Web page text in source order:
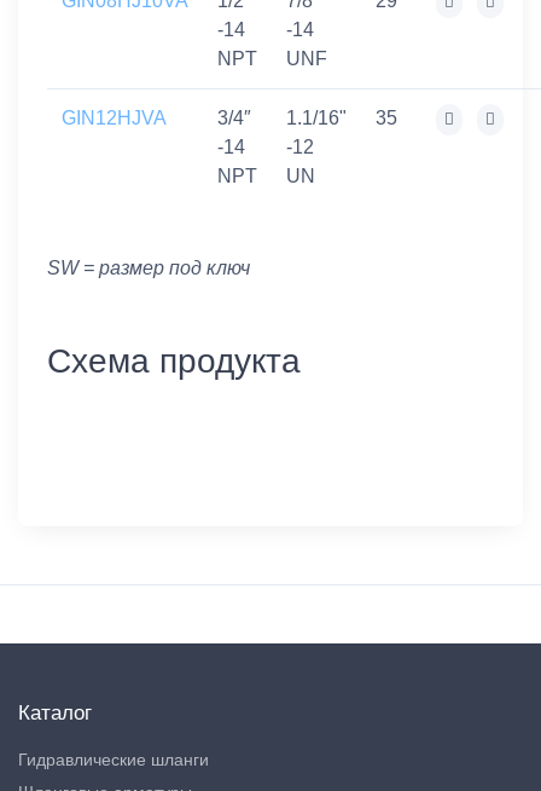
-14
NPT
-14
UNF
GIN12HJVA
3/4″
-14
NPT
1.1/16"
-12
UN
35
SW = размер под ключ
Схема продукта
Каталог
Гидравлические шланги